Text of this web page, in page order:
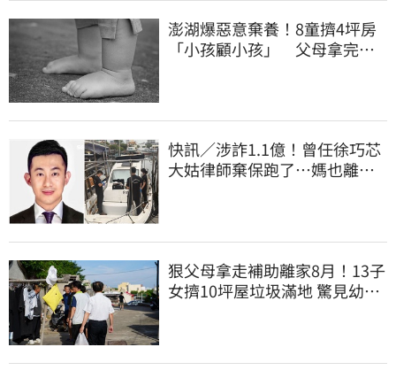
澎湖爆惡意棄養！8童擠4坪房
「小孩顧小孩」 父母拿完補
快訊／涉詐1.1億！曾任徐巧芯
大姑律師棄保跑了…媽也離
狠父母拿走補助離家8月！13子
女擠10坪屋垃圾滿地 驚見幼童